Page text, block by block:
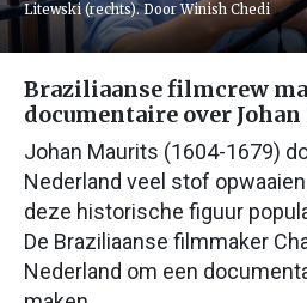
Litewski (rechts). Door Winish Chedi
Braziliaanse filmcrew
documentaire over
Johan Maurits (1604-1679)
Nederland veel stof
deze historische figuur
De Braziliaanse filmmaker
Nederland om een